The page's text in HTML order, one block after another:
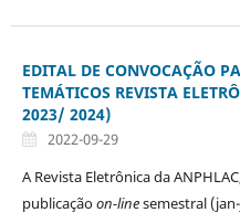
EDITAL DE CONVOCAÇÃO
TEMÁTICOS REVISTA
2023/ 2024)
2022-09-29
A Revista Eletrônica da
publicaçãoon-linesemestral